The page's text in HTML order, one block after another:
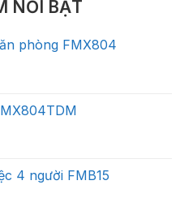
NỔI BẬT
phòng FMX804
4 người FMB15